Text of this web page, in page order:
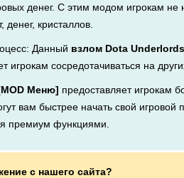
денег. С этим модом игрокам
кристаллов.
Данный взлом Dota Underlords
игрокам сосредотачиваться на
Меню] предоставляет игрокам
вам быстрее начать свой игровой
премиум функциями.
с нашего сайта?